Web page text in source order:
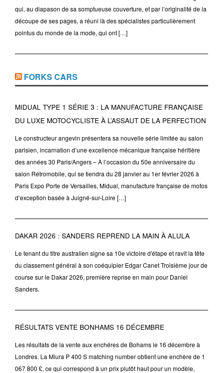
qui, au diapason de sa somptueuse couverture, et par l’originalité de la
découpe de ses pages, a réuni là des spécialistes particulièrement
pointus du monde de la mode, qui ont […]
FORKS CARS
MIDUAL TYPE 1 SÉRIE 3 : LA MANUFACTURE FRANÇAISE
DU LUXE MOTOCYCLISTE À L’ASSAUT DE LA PERFECTION
Le constructeur angevin présentera sa nouvelle série limitée au salon
parisien, incarnation d’une excellence mécanique française héritière
des années 30 Paris/Angers – À l’occasion du 50e anniversaire du
salon Rétromobile, qui se tiendra du 28 janvier au 1er février 2026 à
Paris Expo Porte de Versailles, Midual, manufacture française de motos
d’exception basée à Juigné-sur-Loire […]
DAKAR 2026 : SANDERS REPREND LA MAIN À ALULA
Le tenant du titre australien signe sa 10e victoire d'étape et ravit la tête
du classement général à son coéquipier Edgar Canet Troisième jour de
course sur le Dakar 2026, première reprise en main pour Daniel
Sanders.
RÉSULTATS VENTE BONHAMS 16 DÉCEMBRE
Les résultats de la vente aux enchéres de Bohams le 16 décembre à
Londres. La Miura P 400 S matching number obtient une enchère de 1
067 800 £, ce qui correspond à un prix plutôt haut pour un modèle,